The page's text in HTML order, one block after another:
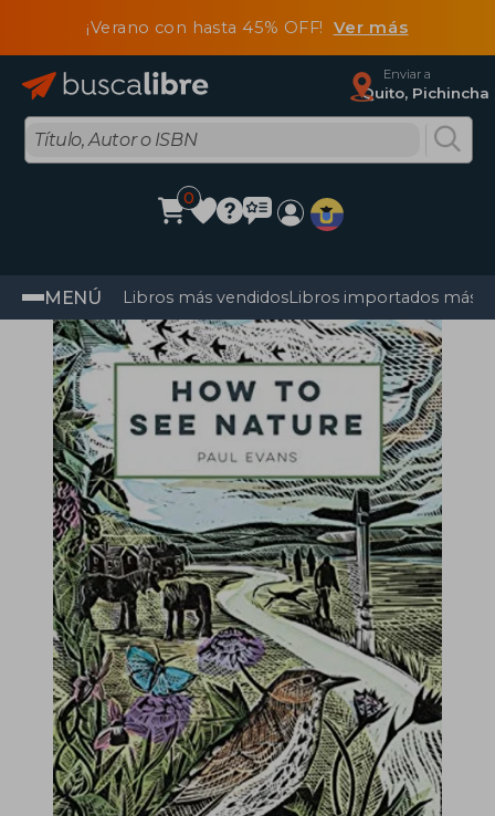
¡Verano con hasta 45% OFF! Ver más
Enviar a
Quito, Pichincha
0
MENÚ Libros más vendidosLibros importados más